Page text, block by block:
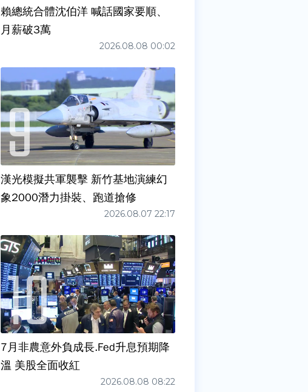
賴總統合體沈伯洋 喊話國家要順、
月薪破3萬
2026.08.08 00:02
漢光模擬共軍襲擊 新竹基地演練幻
象2000潛力掛裝、跑道搶修
2026.08.07 22:17
7月非農意外負成長.Fed升息預期降
溫 美股全面收紅
2026.08.08 08:22